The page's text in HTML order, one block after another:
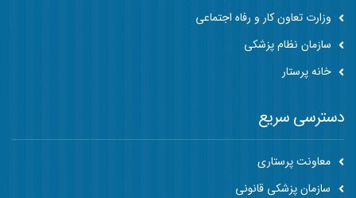
وزارت تعاون کار و رفاه اجتماعی
سازمان نظام پزشکی
خانه پرستار
دسترسی سریع
معاونت پرستاری
سازمان پزشکی قانونی